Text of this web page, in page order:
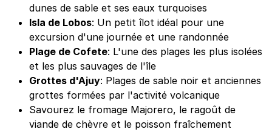
dunes de sable et ses eaux turquoises
Isla de Lobos: Un petit îlot idéal pour une
excursion d'une journée et une randonnée
Plage de Cofete: L'une des plages les plus isolées
et les plus sauvages de l'île
Grottes d'Ajuy: Plages de sable noir et anciennes
grottes formées par l'activité volcanique
Savourez le fromage Majorero, le ragoût de
viande de chèvre et le poisson fraîchement